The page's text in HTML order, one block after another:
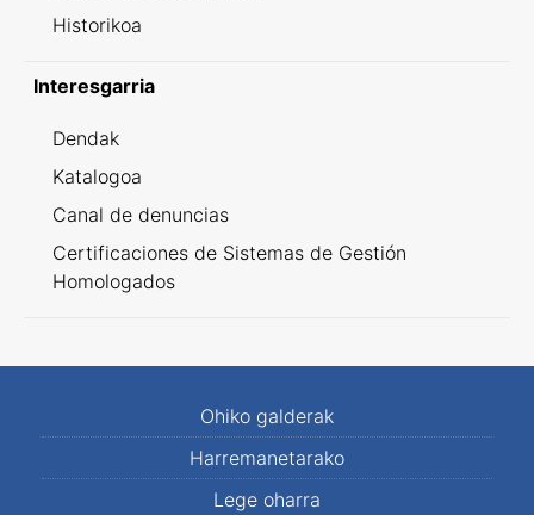
Historikoa
Interesgarria
Dendak
Katalogoa
Canal de denuncias
Certificaciones de Sistemas de Gestión
Homologados
Ohiko galderak
Harremanetarako
Lege oharra